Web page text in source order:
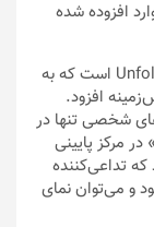
افزوده شده
ویرایش پس‌زمینه قابلیت مهم دیگر اپلیکیشن Unfold است که به
افزود.
شخصی تنها در
مرکز پایینی
تداعی‌کننده
و می‌توان نمای